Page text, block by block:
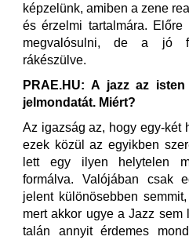
képzelünk, amiben a zene
és érzelmi tartalmára.
megvalósulni, de a jó
rákészülve.
PRAE.HU: A jazz az
jelmondatát. Miért?
Az igazság az, hogy egy-két
ezek közül az egyikben
lett egy ilyen helytelen
formálva. Valójában csak
jelent különösebben
mert akkor ugye a Jazz sem
talán annyit érdemes